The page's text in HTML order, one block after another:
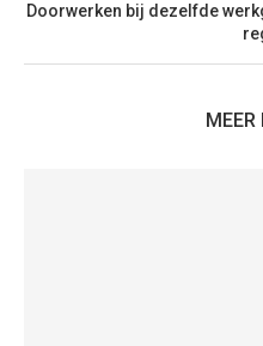
Doorwerken bij dezelfde
MEER